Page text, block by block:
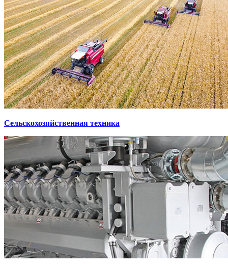
Сельскохозяйственная техника